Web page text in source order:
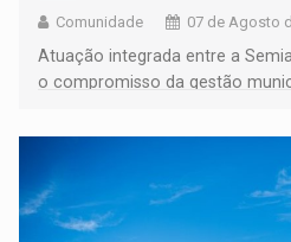
Comunidade 07 de Agosto
Atuação integrada entre a
o compromisso da gestão